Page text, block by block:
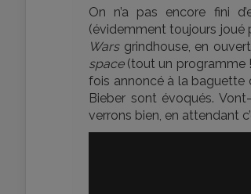
On n’a pas encore fini
(évidemment toujours joué
Warsgrindhouse, en
space(tout un programme
fois annoncé à la baguette
Bieber sont évoqués.
verrons bien, en attendant